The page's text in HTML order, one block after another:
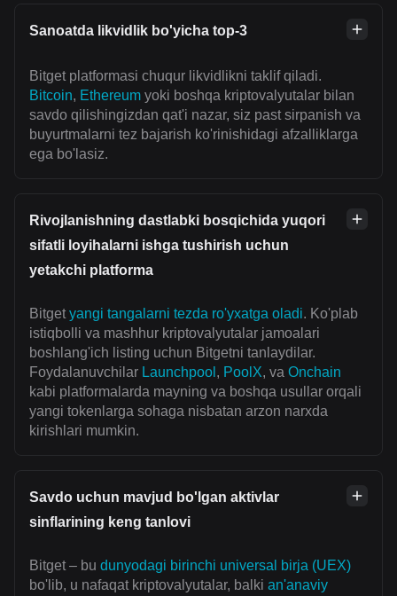
Sanoatda likvidlik bo'yicha top-3
Bitget platformasi chuqur likvidlikni taklif qiladi.
Bitcoin, Ethereum yoki boshqa kriptovalyutalar bilan
savdo qilishingizdan qat'i nazar, siz past sirpanish va
buyurtmalarni tez bajarish ko'rinishidagi afzalliklarga
ega bo'lasiz.
Rivojlanishning dastlabki bosqichida yuqori
sifatli loyihalarni ishga tushirish uchun
yetakchi platforma
Bitget yangi tangalarni tezda ro'yxatga oladi. Ko'plab
istiqbolli va mashhur kriptovalyutalar jamoalari
boshlang'ich listing uchun Bitgetni tanlaydilar.
Foydalanuvchilar Launchpool , PoolX, va Onchain
kabi platformalarda mayning va boshqa usullar orqali
yangi tokenlarga sohaga nisbatan arzon narxda
kirishlari mumkin.
Savdo uchun mavjud bo'lgan aktivlar
sinflarining keng tanlovi
Bitget – bu dunyodagi birinchi universal birja (UEX)
bo'lib, u nafaqat kriptovalyutalar, balki an'anaviy